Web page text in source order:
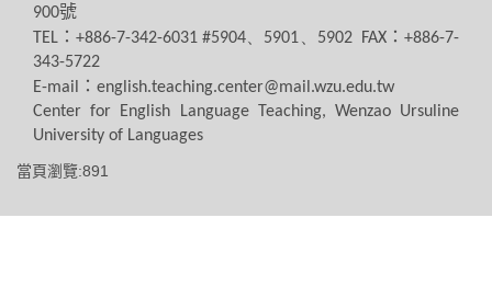
900號
TEL ：+886-7-342-6031 #5904、5901、5902 FAX：+886-7-
343-5722
E-mail
： english.teaching.center@mail.wzu.edu.tw
Center for English Language Teaching, Wenzao Ursuline
University of Languages
當頁瀏覽:891